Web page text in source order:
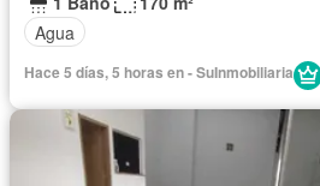
Agua
Hace 5 días, 5 horas en - SuInmobiliaria